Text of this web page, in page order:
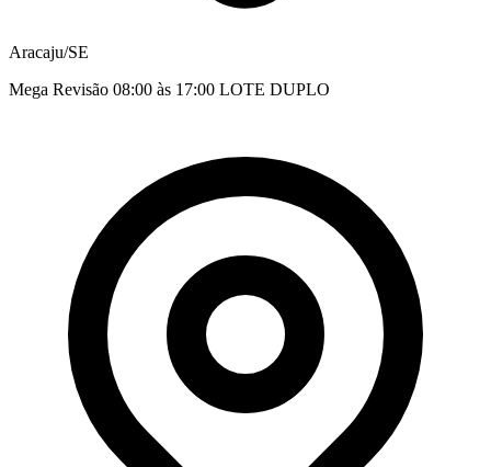
Aracaju/SE
Mega Revisão 08:00 às 17:00 LOTE DUPLO